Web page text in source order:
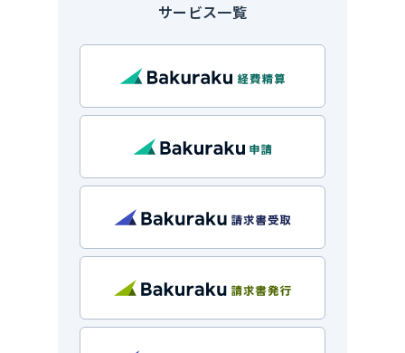
サービス一覧